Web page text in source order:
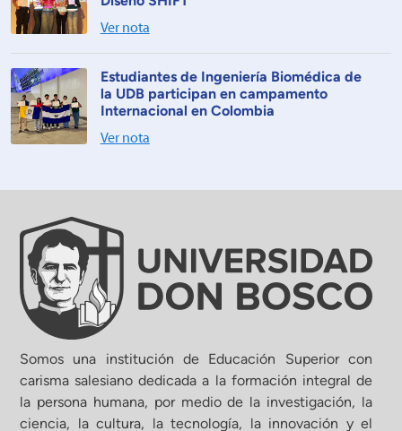
Ver nota
Estudiantes de Ingeniería Biomédica de
la UDB participan en campamento
Internacional en Colombia
Ver nota
Somos una institución de Educación Superior con
carisma salesiano dedicada a la formación integral de
la persona humana, por medio de la investigación, la
ciencia, la cultura, la tecnología, la innovación y el